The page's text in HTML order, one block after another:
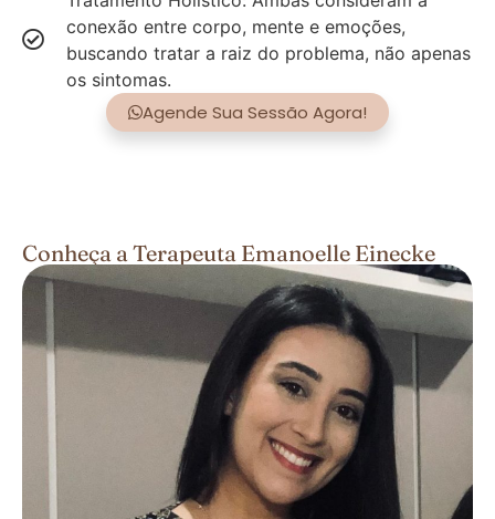
conexão entre corpo, mente e emoções,
buscando tratar a raiz do problema, não apenas
os sintomas.
Agende Sua Sessão Agora!
Conheça a Terapeuta Emanoelle Einecke